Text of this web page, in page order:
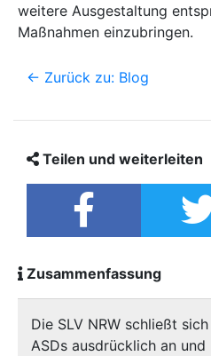
weitere Ausgestaltung
Maßnahmen einzubringen.
<- Zurück zu: Blog
Teilen und weiterleiten
Zusammenfassung
Die SLV NRW schließt
ASDs ausdrücklich an